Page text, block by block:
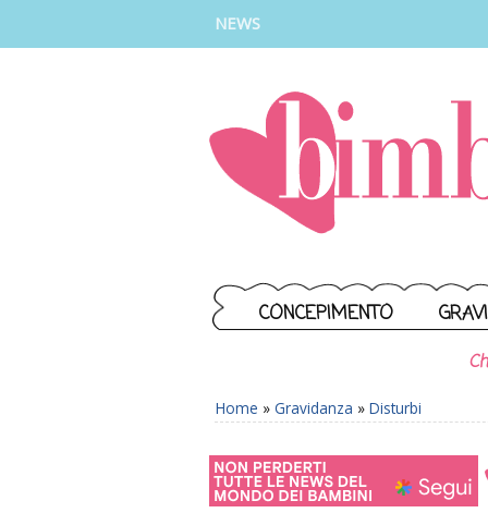
NEWS
CONCEPIMENTO
Home » Gravidanza » Disturbi